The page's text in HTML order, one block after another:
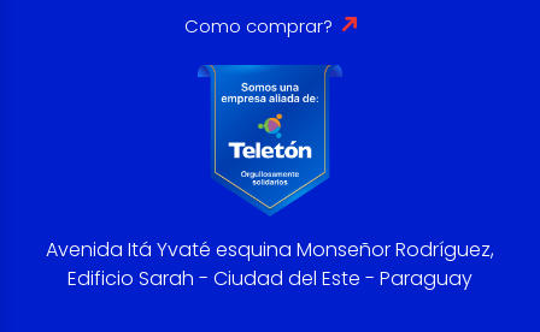
Como comprar?
Avenida Itá Yvaté esquina Monseñor Rodríguez,
Edificio Sarah - Ciudad del Este - Paraguay